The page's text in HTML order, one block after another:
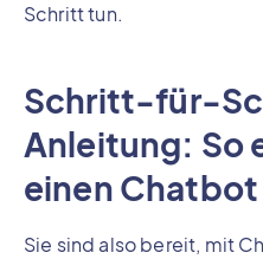
Schritt tun.
Schritt-für-
Anleitung: So
einen
Sie sind also bereit, mit